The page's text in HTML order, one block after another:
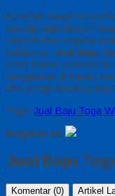
Keramat dalam
wisuda ialah filosofi
udah di lalui sarjana
kuliahnya, Jual Baju
serta bukan sekedar
pengajaran di harap
dan pengetahuan yang
Tags: Jual Baju Toga
Bagikan ke
Jual Baju
Komentar (0) Artikel